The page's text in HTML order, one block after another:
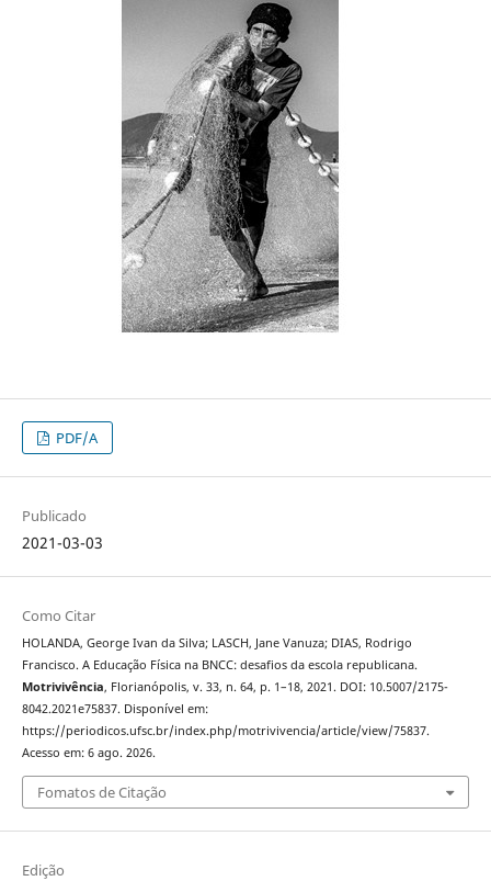
PDF/A
Publicado
2021-03-03
Como Citar
HOLANDA, George Ivan da Silva; LASCH, Jane Vanuza; DIAS, Rodrigo
Francisco. A Educação Física na BNCC: desafios da escola republicana.
Motrivivência, Florianópolis, v. 33, n. 64, p. 1–18, 2021. DOI: 10.5007/2175-
8042.2021e75837. Disponível em:
https://periodicos.ufsc.br/index.php/motrivivencia/article/view/75837.
Acesso em: 6 ago. 2026.
Fomatos de Citação
Edição